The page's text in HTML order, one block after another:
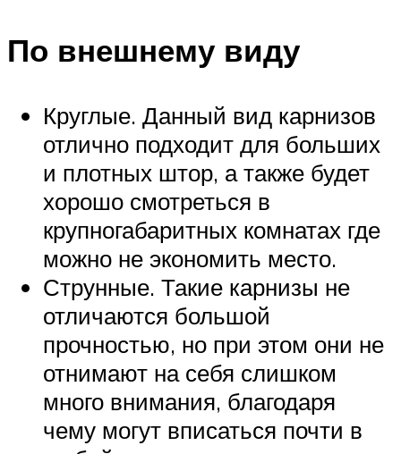
По внешнему виду
Круглые. Данный вид карнизов
отлично подходит для больших
и плотных штор, а также будет
хорошо смотреться в
крупногабаритных комнатах где
можно не экономить место.
Струнные. Такие карнизы не
отличаются большой
прочностью, но при этом они не
отнимают на себя слишком
много внимания, благодаря
чему могут вписаться почти в